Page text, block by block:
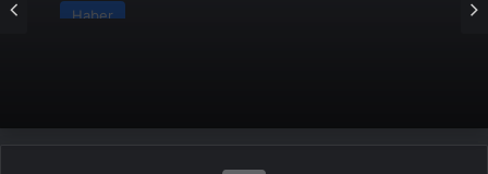
Haber